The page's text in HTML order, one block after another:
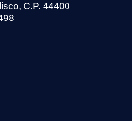
C.P. 44400